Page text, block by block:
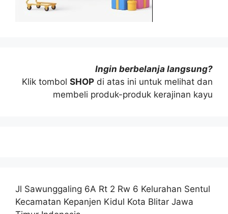
Ingin berbelanja langsung?
Klik tombol SHOP di atas ini untuk melihat dan
membeli produk-produk kerajinan kayu
Jl Sawunggaling 6A Rt 2 Rw 6 Kelurahan Sentul
Kecamatan Kepanjen Kidul Kota Blitar Jawa